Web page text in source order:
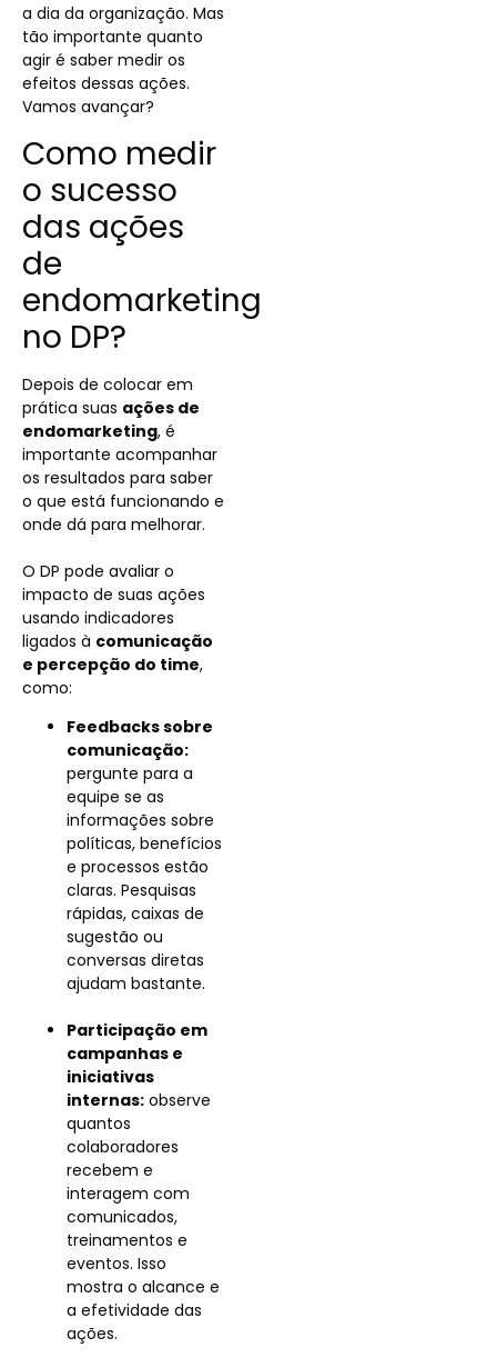
a dia da organização. Mas
tão importante quanto
agir é saber medir os
efeitos dessas ações.
Vamos avançar?
Como medir
o sucesso
das ações
de
endomarketing
no DP?
Depois de colocar em
prática suas ações de
endomarketing, é
importante acompanhar
os resultados para saber
o que está funcionando e
onde dá para melhorar.
O DP pode avaliar o
impacto de suas ações
usando indicadores
ligados à comunicação
e percepção do time,
como:
Feedbacks sobre
comunicação:
pergunte para a
equipe se as
informações sobre
políticas, benefícios
e processos estão
claras. Pesquisas
rápidas, caixas de
sugestão ou
conversas diretas
ajudam bastante.
Participação em
campanhas e
iniciativas
internas: observe
quantos
colaboradores
recebem e
interagem com
comunicados,
treinamentos e
eventos. Isso
mostra o alcance e
a efetividade das
ações.